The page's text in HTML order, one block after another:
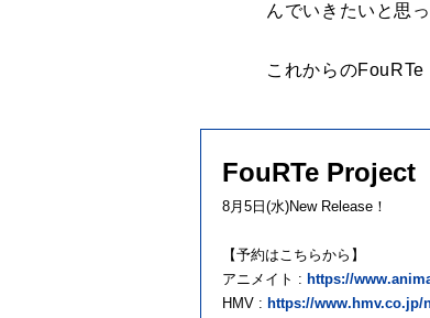
んでいきたいと思
これからの
FouRTe Project
8月5日(水)New Release！
【予約はこちらから】
アニメイト : https://
HMV : https://www.hmv.co.jp/